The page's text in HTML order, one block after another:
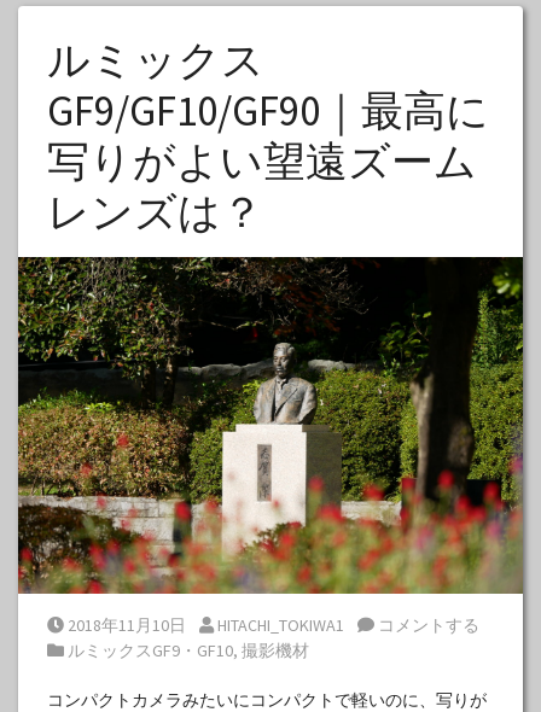
ルミックス
GF9/GF10/GF90｜最高に
写りがよい望遠ズーム
レンズは？
Posted on
2018年11月10日 Posted by
HITACHI_TOKIWA1
コメントする
Posted in
ルミックスGF9・GF10, 撮影機材
コンパクトカメラみたいにコンパクトで軽いのに、写りが